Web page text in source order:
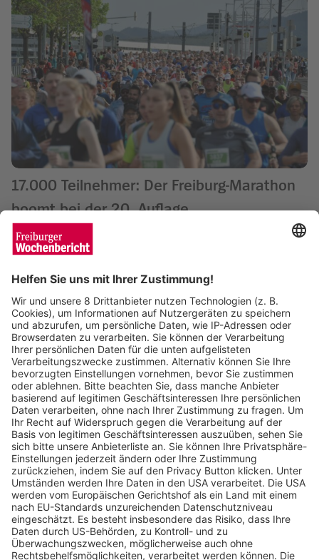
17.000 Teilnehmer: Der Freiburg-Marathon
boomt bei der 20. Auflage
Fachmesse „Leben und Tod“ öffnet die Tore
in Freiburg